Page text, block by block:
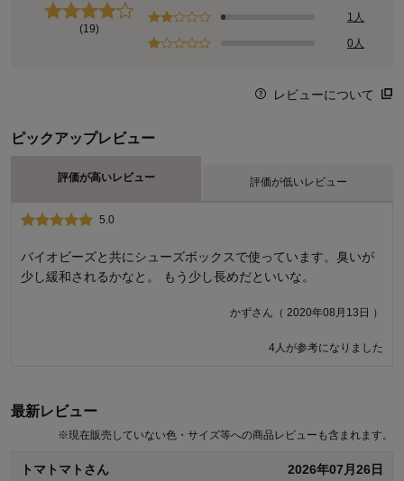
(19)
1人
0人
レビューについて
ピックアップレビュー
評価が高いレビュー 評価が低いレビュー
5.0
バイオビーズと共にシューズボックスで使っています。臭いが
少し緩和されるかなと。 もう少し長めだといいな。
かずさん（ 2020年08月13日 ）
4人が参考になりました
2.0
切り易いように10センチ間隔で線が引いてあります。その線の
んでした。長さが200センチなので、40センチ幅が5枚出来るは
"商品のご購入、ならびにレビューへのご投稿ありがとうございます。
いません。 いただきましたお声を参考に、メーカーへお伝えさせてい
最新レビュー
※現在販売していない色・サイズ等への商品レビューも含まれます。
トマトマトさん 2026年07月26日